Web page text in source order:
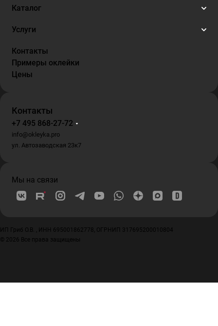
Каталог
Услуги
Контакты
Примеры оклейки
Цены
Контакты
+7 495 868-27-72
info@okleyka.pro
ул. Автозаводская 23к7
Мы на связи
ИП Гриб О.В. , ИНН 695001862778, ОГРНИП 317695200010804
© 2026 Все права защищены